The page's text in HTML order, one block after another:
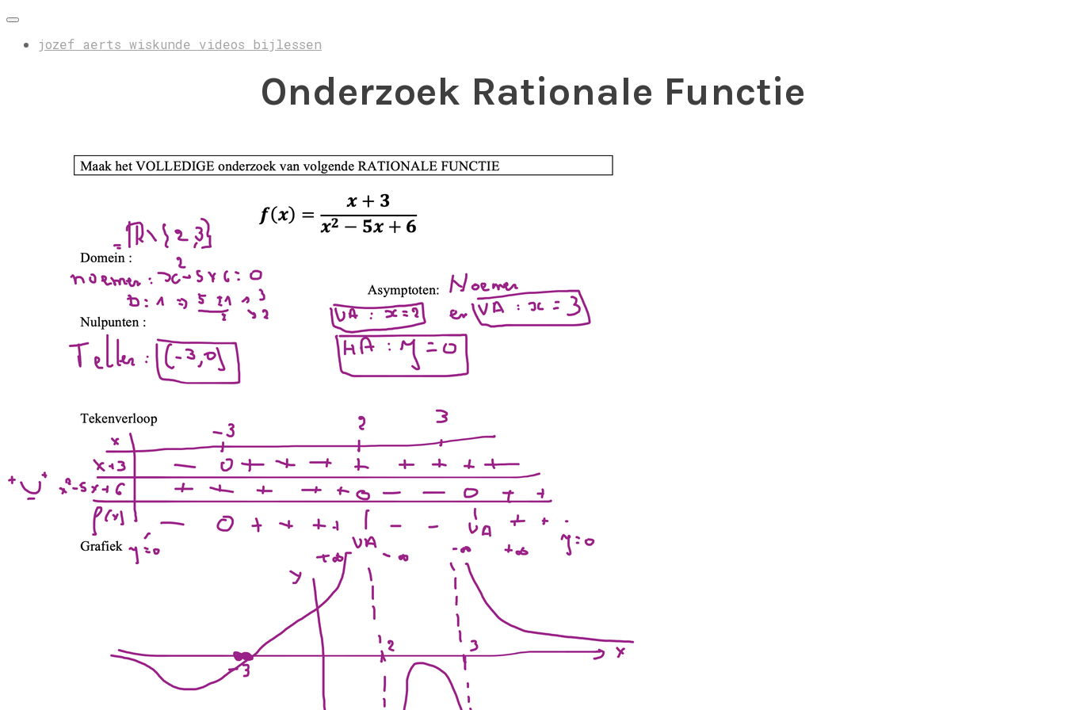
jozef aerts wiskunde videos bijlessen
Onderzoek Rationale Functie